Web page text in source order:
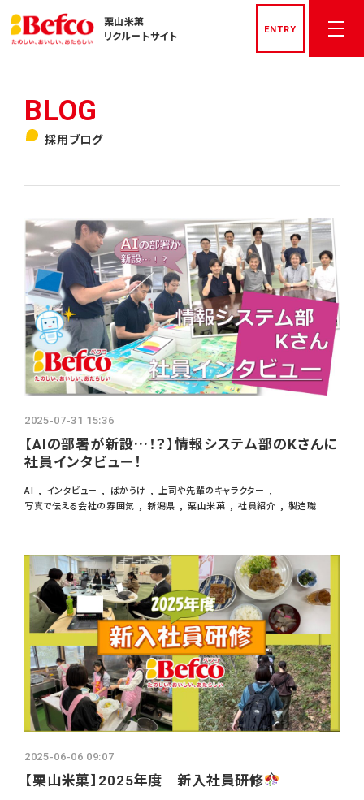
栗山米菓
リクルートサイト
ENTRY
先輩社員インタビュー
栗山米菓を知る
数字でみる栗山米菓
私たちの文化
よくあるご質問
募集要項
採用ブログ
2025-07-31 15:36
【AIの部署が新設…！？】情報システム部のKさんに
社員インタビュー！
AI インタビュー ばかうけ
上司や先輩のキャラクター
写真で伝える会社の雰囲気
新潟県 栗山米菓 社員紹介 製造職
2025-06-06 09:07
【栗山米菓】2025年度 新入社員研修